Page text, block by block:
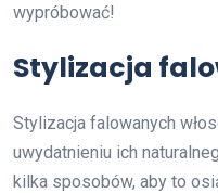
wypróbować!
Stylizacja
Stylizacja falowanych
uwydatnieniu ich
kilka sposobów, aby to